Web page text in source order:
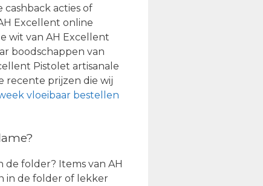
cashback acties of
Excellent online
wit van AH Excellent
boodschappen van
Pistolet artisanale
recente prijzen die wij
vloeibaar bestellen
de folder? Items van AH
in de folder of lekker